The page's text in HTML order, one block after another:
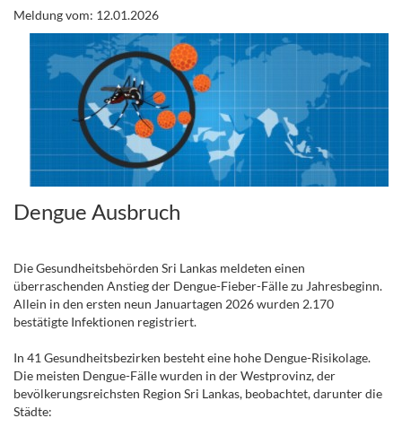
Meldung vom: 12.01.2026
Dengue Ausbruch
Die Gesundheitsbehörden Sri Lankas meldeten einen
überraschenden Anstieg der Dengue-Fieber-Fälle zu Jahresbeginn.
Allein in den ersten neun Januartagen 2026 wurden 2.170
bestätigte Infektionen registriert.
In 41 Gesundheitsbezirken besteht eine hohe Dengue-Risikolage.
Die meisten Dengue-Fälle wurden in der Westprovinz, der
bevölkerungsreichsten Region Sri Lankas, beobachtet, darunter die
Städte: